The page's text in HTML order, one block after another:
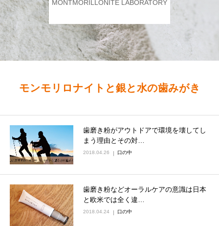
MONTMORILLONITE LABORATORY
モンモリロナイトと銀と水の歯みがき
歯磨き粉がアウトドアで環境を壊してし
まう理由とその対…
2018.04.26 口の中
歯磨き粉などオーラルケアの意識は日本
と欧米では全く違…
2018.04.24 口の中
モンモリロナイトラボ
お知らせ
えどがわ楽市